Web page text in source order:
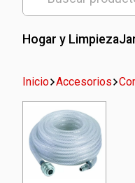
por:
Hogar y Limpieza
Inicio Accesorios